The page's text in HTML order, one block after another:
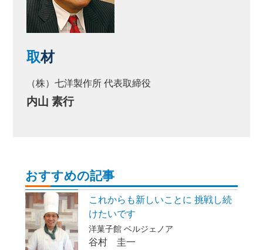
取材
（株）七洋製作所 代表取締役
内山 素行
おすすめの記事
これからも新しいことに 挑戦し続
けたいです
洋菓子館 ベルジェノア
谷村 圭一